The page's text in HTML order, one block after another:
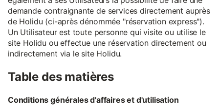
demande contraignante de services directement auprès
de Holidu (ci-après dénommée "réservation express").
Un Utilisateur est toute personne qui visite ou utilise le
site Holidu ou effectue une réservation directement ou
indirectement via le site Holidu.
Table des matières
Conditions générales d'affaires et d'utilisation